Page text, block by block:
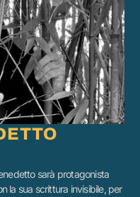
sarà protagonista
la sua scrittura invisibile, per